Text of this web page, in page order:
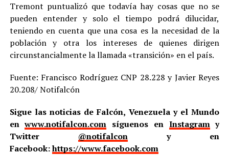
Tremont puntualizó que todavía hay cosas que no se
pueden entender y solo el tiempo podrá dilucidar,
teniendo en cuenta que una cosa es la necesidad de la
población y otra los intereses de quienes dirigen
circunstancialmente la llamada «transición» en el país.
Fuente: Francisco Rodríguez CNP 28.228 y Javier Reyes
20.208/ Notifalcón
Sigue las noticias de Falcón, Venezuela y el Mundo
enwww.notifalcon.com síguenos en Instagramy
Twitter @notifalcony en
Facebook:https://www.facebook.com